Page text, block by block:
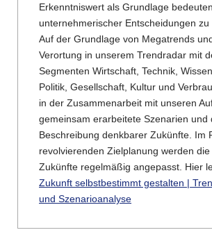
Erkenntniswert als Grundlage
unternehmerischer Entscheidungen zu
Auf der Grundlage von Megatrends
Verortung in unserem Trendradar mit
Segmenten Wirtschaft, Technik,
Politik, Gesellschaft, Kultur und
in der Zusammenarbeit mit unseren
gemeinsam erarbeitete Szenarien und
Beschreibung denkbarer Zukünfte. Im
revolvierenden Zielplanung werden
Zukünfte regelmäßig angepasst. Hier
Zukunft selbstbestimmt gestalten |
und Szenarioanalyse